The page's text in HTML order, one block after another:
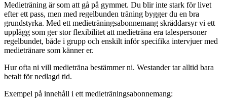
Medieträning är som att gå på gymmet. Du blir inte stark för livet
efter ett pass, men med regelbunden träning bygger du en bra
grundstyrka. Med ett medieträningsabonnemang skräddarsyr vi ett
upplägg som ger stor flexibilitet att medieträna era talespersoner
regelbundet, både i grupp och enskilt inför specifika intervjuer med
medietränare som känner er.
Hur ofta ni vill medieträna bestämmer ni. Westander tar alltid bara
betalt för nedlagd tid.
Exempel på innehåll i ett medieträningsabonnemang: